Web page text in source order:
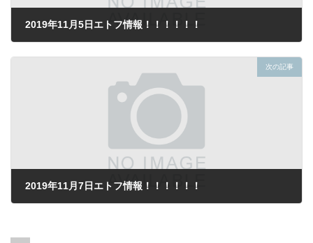
2019年11月5日エトフ情報！！！！！！
次の記事
2019年11月7日エトフ情報！！！！！！